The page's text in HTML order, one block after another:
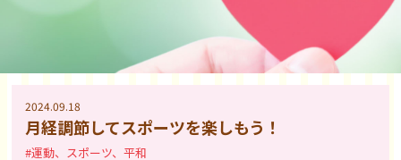
2024.09.18
月経調節してスポーツを楽しもう！
#運動、スポーツ、平和